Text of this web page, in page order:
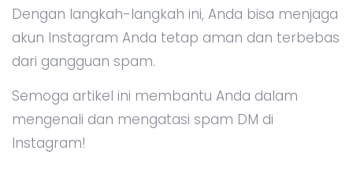
Dengan langkah-langkah ini, Anda bisa menjaga
akun Instagram Anda tetap aman dan terbebas
dari gangguan spam.
Semoga artikel ini membantu Anda dalam
mengenali dan mengatasi spam DM di
Instagram!